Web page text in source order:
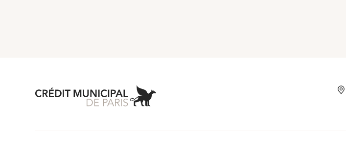
Aller à l'accueil de Crédit Municipal de Paris